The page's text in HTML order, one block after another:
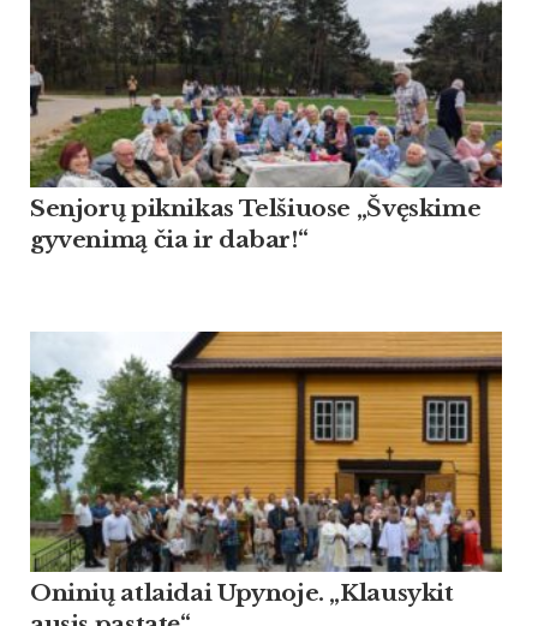
Sen­jorų pik­ni­kas Tel­šiuo­se „Švęski­me
gy­ve­nimą čia ir da­bar!“
Oninių atlaidai Upynoje. „Klausykit